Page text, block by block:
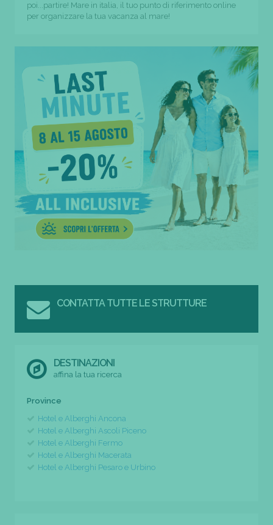
poi...partire! Mare in italia, il tuo punto di riferimento online
per organizzare la tua vacanza al mare!
CONTATTA TUTTE LE STRUTTURE
DESTINAZIONI
affina la tua ricerca
Province
Hotel e Alberghi Ancona
Hotel e Alberghi Ascoli Piceno
Hotel e Alberghi Fermo
Hotel e Alberghi Macerata
Hotel e Alberghi Pesaro e Urbino